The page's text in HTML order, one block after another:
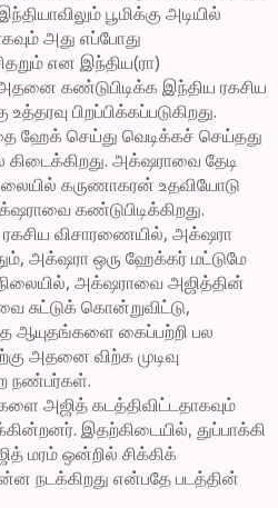
பூமிக்கு அடியில்
அது எப்போது
என இந்திய(ரா)
கண்டுபிடிக்க இந்திய ரகசிய
பிறப்பிக்கப்படுகிறது.
ஹேக் செய்து வெடிக்கச் செய்தது
அக்‌ஷராவை தேடி
கருணாகரன் உதவியோடு
கண்டுபிடிக்கிறது.
விசாரணையில், அக்‌ஷரா
அக்‌ஷரா ஒரு ஹேக்கர் மட்டுமே
அக்‌ஷராவை அஜித்தின்
சுட்டுக் கொன்றுவிட்டு,
ஆயுதங்களை கைப்பற்றி பல
அதனை விற்க முடிவு
நண்பர்கள்.
அஜித் கடத்திவிட்டதாகவும்
இதற்கிடையில், துப்பாக்கி
மரம் ஒன்றில் சிக்கிக்
நடக்கிறது என்பதே படத்தின்